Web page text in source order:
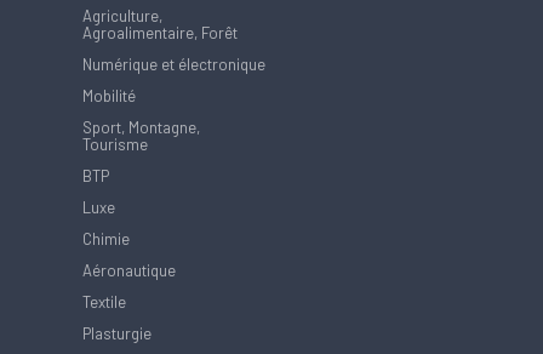
Agriculture,
Agroalimentaire, Forêt
Numérique et électronique
Mobilité
Sport, Montagne,
Tourisme
BTP
Luxe
Chimie
Aéronautique
Textile
Plasturgie